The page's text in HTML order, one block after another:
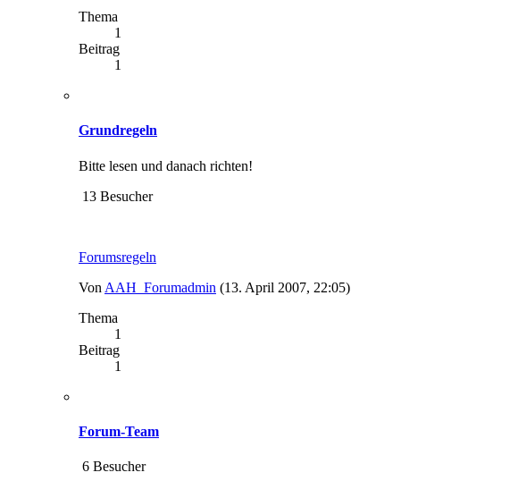
Thema
1
Beitrag
1
Grundregeln
Bitte lesen und danach richten!
13 Besucher
Forumsregeln
Von AAH_Forumadmin (13. April 2007, 22:05)
Thema
1
Beitrag
1
Forum-Team
6 Besucher